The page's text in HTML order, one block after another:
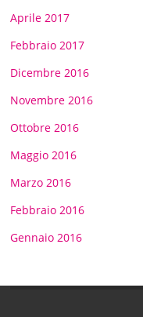
Aprile 2017
Febbraio 2017
Dicembre 2016
Novembre 2016
Ottobre 2016
Maggio 2016
Marzo 2016
Febbraio 2016
Gennaio 2016